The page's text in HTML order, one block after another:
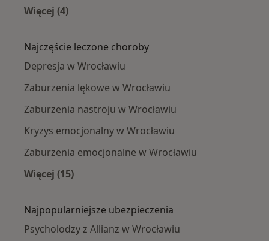
Więcej (4)
Najczęście leczone choroby
Depresja w Wrocławiu
Zaburzenia lękowe w Wrocławiu
Zaburzenia nastroju w Wrocławiu
Kryzys emocjonalny w Wrocławiu
Zaburzenia emocjonalne w Wrocławiu
Więcej (15)
Najpopularniejsze ubezpieczenia
Psycholodzy z Allianz w Wrocławiu